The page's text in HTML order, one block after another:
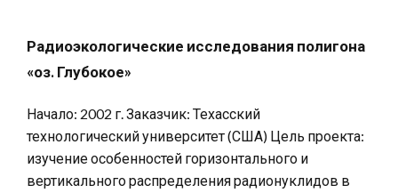
Радиоэкологические исследования полигона
«оз. Глубокое»
Начало: 2002 г. Заказчик: Техасский
технологический университет (США) Цель проекта:
изучение особенностей горизонтального и
вертикального распределения радионуклидов в